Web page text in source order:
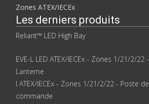
Zones ATEX/IECEx
Les derniers produits
Reliant™ LED High Bay
EVE-L LED ATEX/IECEx - Zones 1/21/2/22 -
Lanterne
I ATEX/IECEx - Zones 1/21/2/22 - Poste de
commande